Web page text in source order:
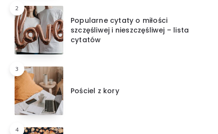
2
Popularne cytaty o miłości
szczęśliwej i nieszczęśliwej – lista
cytatów
3
Pościel z kory
4